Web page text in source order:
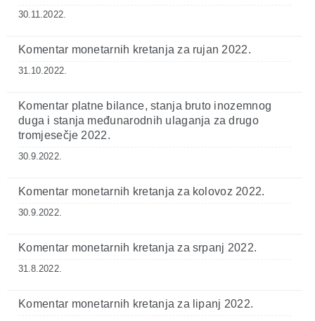
30.11.2022.
Komentar monetarnih kretanja za rujan 2022.
31.10.2022.
Komentar platne bilance, stanja bruto inozemnog
duga i stanja međunarodnih ulaganja za drugo
tromjesečje 2022.
30.9.2022.
Komentar monetarnih kretanja za kolovoz 2022.
30.9.2022.
Komentar monetarnih kretanja za srpanj 2022.
31.8.2022.
Komentar monetarnih kretanja za lipanj 2022.